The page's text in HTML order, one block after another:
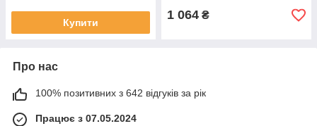
Купити
1 064 ₴
Про нас
100% позитивних з 642 відгуків за рік
Працює з 07.05.2024